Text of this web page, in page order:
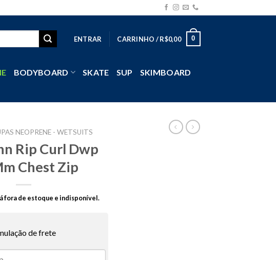
ENTRAR CARRINHO /R$0,00 0
BODYBOARD SKATE SUP SKIMBOARD
NEOPRENE - WETSUITS
Rip Curl Dwp
Chest Zip
fora de estoque e indisponível.
de frete